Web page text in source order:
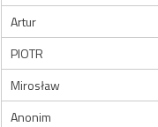
Artur
PIOTR
Mirosław
Anonim